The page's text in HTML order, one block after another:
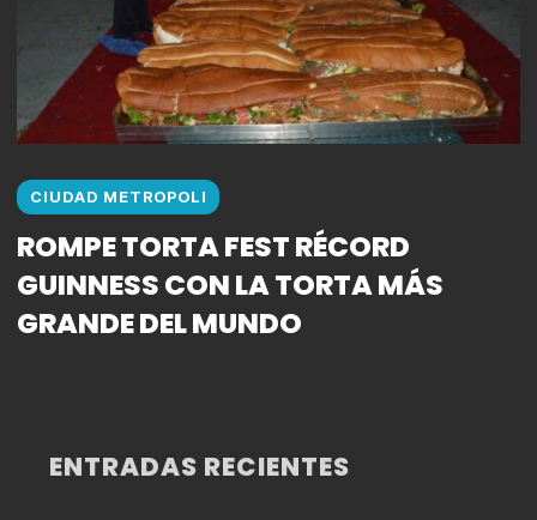
CIUDAD METROPOLI
ROMPE TORTA FEST RÉCORD
GUINNESS CON LA TORTA MÁS
GRANDE DEL MUNDO
ENTRADAS RECIENTES